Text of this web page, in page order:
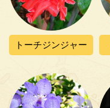
トーチジンジャー